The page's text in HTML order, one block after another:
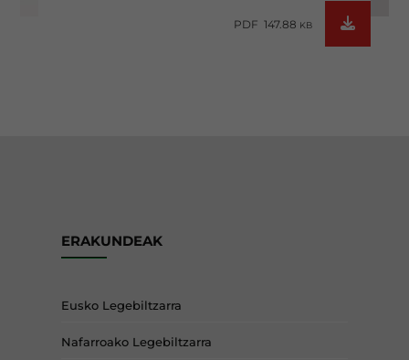
PDF 147.88 KB
ERAKUNDEAK
Eusko Legebiltzarra
Nafarroako Legebiltzarra